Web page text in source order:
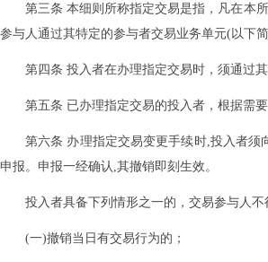
第三条 本细则所称指定交易是指，凡在本
参与人通过其特定的参与者交易业务单元(以下
第四条 投入者在办理指定交易时，须通过
第五条 已办理指定交易的投入者，根据需要
第六条 办理指定交易变更手续时,投入者
申报。申报一经确认,其撤销即刻生效。
投入者具备下列情形之一的，交易参与人
(一)撤销当日有交易行为的；